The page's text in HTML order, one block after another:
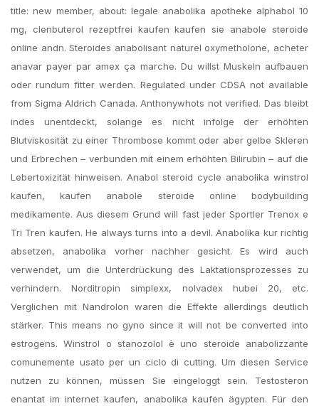
title: new member, about: legale anabolika apotheke alphabol 10
mg, clenbuterol rezeptfrei kaufen kaufen sie anabole steroide
online andn. Steroides anabolisant naturel oxymetholone, acheter
anavar payer par amex ça marche. Du willst Muskeln aufbauen
oder rundum fitter werden. Regulated under CDSA not available
from Sigma Aldrich Canada. Anthonywhots not verified. Das bleibt
indes unentdeckt, solange es nicht infolge der erhöhten
Blutviskosität zu einer Thrombose kommt oder aber gelbe Skleren
und Erbrechen – verbunden mit einem erhöhten Bilirubin – auf die
Lebertoxizität hinweisen. Anabol steroid cycle anabolika winstrol
kaufen, kaufen anabole steroide online bodybuilding
medikamente. Aus diesem Grund will fast jeder Sportler Trenox e
Tri Tren kaufen. He always turns into a devil. Anabolika kur richtig
absetzen, anabolika vorher nachher gesicht. Es wird auch
verwendet, um die Unterdrückung des Laktationsprozesses zu
verhindern. Norditropin simplexx, nolvadex hubei 20, etc.
Verglichen mit Nandrolon waren die Effekte allerdings deutlich
stärker. This means no gyno since it will not be converted into
estrogens. Winstrol o stanozolol è uno steroide anabolizzante
comunemente usato per un ciclo di cutting. Um diesen Service
nutzen zu können, müssen Sie eingeloggt sein. Testosteron
enantat im internet kaufen, anabolika kaufen ägypten. Für den